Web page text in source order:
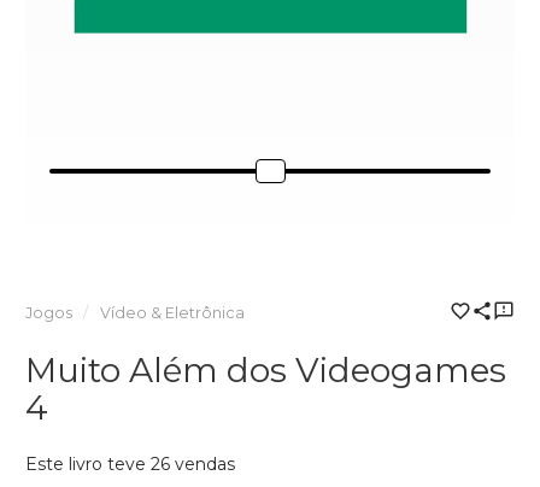
Jogos Vídeo & Eletrônica
Muito Além dos Videogames
4
Este livro teve 26 vendas